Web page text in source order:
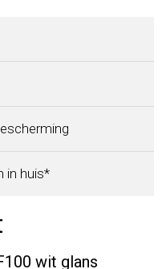
in huis*
wit glans